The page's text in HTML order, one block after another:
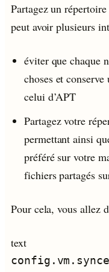
Partagez un
peut avoir plusieurs
éviter que chaque
choses et
celui d’APT
Partagez votre
permettant ainsi
préféré sur votre
fichiers partagés
Pour cela, vous allez
text